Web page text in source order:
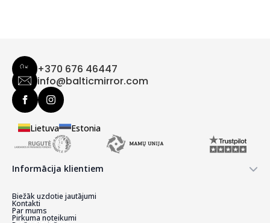
+370 676 46447
info@balticmirror.com
Lietuva Estonia
Informācija klientiem
Biežāk uzdotie jautājumi
Kontakti
Par mums
Pirkuma noteikumi